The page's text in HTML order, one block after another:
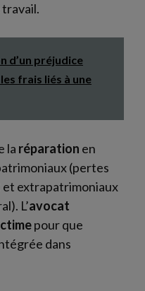
d’un préjudice
frais liés à une
la réparation en
(pertes
et extrapatrimoniaux
L’avocat
pour que
dans